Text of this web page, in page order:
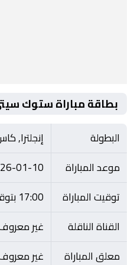
بطاقة مباراة ستوك
البطولة
إنجلترا,
موعد المباراة
01-10
توقيت المباراة
17:00 بتوقيت مصر
القناة الناقلة
غير
معلق المباراة
غير